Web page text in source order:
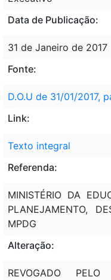
Data de Publicação:
31 de Janeiro de 2017
Fonte:
D.O.U de 31/01/2017,
Link:
Texto integral
Referenda:
MINISTÉRIO DA
PLANEJAMENTO,
MPDG
Alteração:
REVOGADO PELO